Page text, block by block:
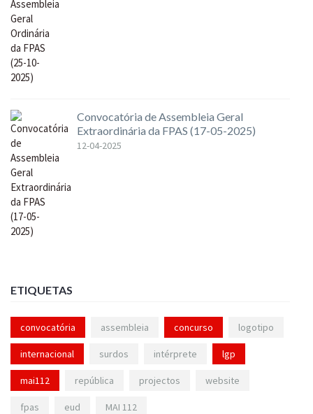
Convocatória de Assembleia Geral
Extraordinária da FPAS (17-05-2025)
12-04-2025
ETIQUETAS
convocatória assembleia concurso logotipo
internacional surdos intérprete lgp
mai112 república projectos website
fpas eud MAI 112